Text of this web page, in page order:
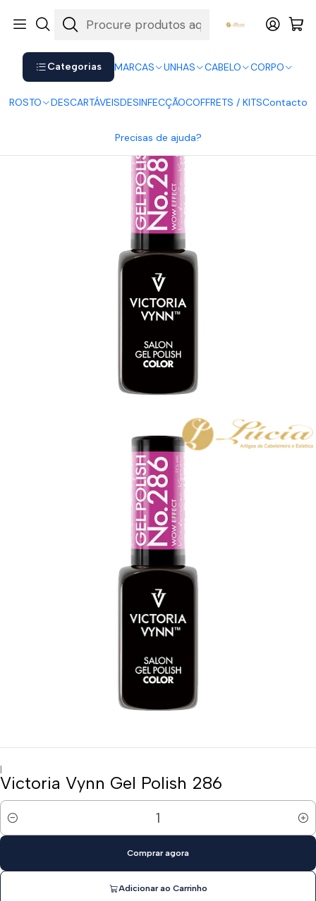
Categorias MARCAS UNHAS CABELO CORPO
ROSTO DESCARTÁVEISDESINFECÇÃOCOFFRETS / KITSContacto
Precisas de ajuda?
Shop now. Pay later with Klarna.
Victoria Vynn Gel Polish 286
|
Victoria Vynn Gel Polish 286
Quantidade
Adicionar ao Carrinho
Comprar agora